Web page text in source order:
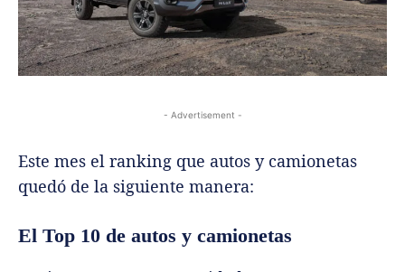
- Advertisement -
Este mes el ranking que autos y camionetas
quedó de la siguiente manera:
El Top 10 de autos y camionetas